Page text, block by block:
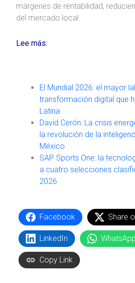
márgenes de rentabilidad,
del mercado local.
Lee más:
El Mundial 2026: el mayor
transformación digital que
Latina
David Cerón: La crisis
la revolución de la
México
SAP Sports One: la
a cuatro selecciones
2026
Facebook Share
LinkedIn WhatsApp
Copy Link